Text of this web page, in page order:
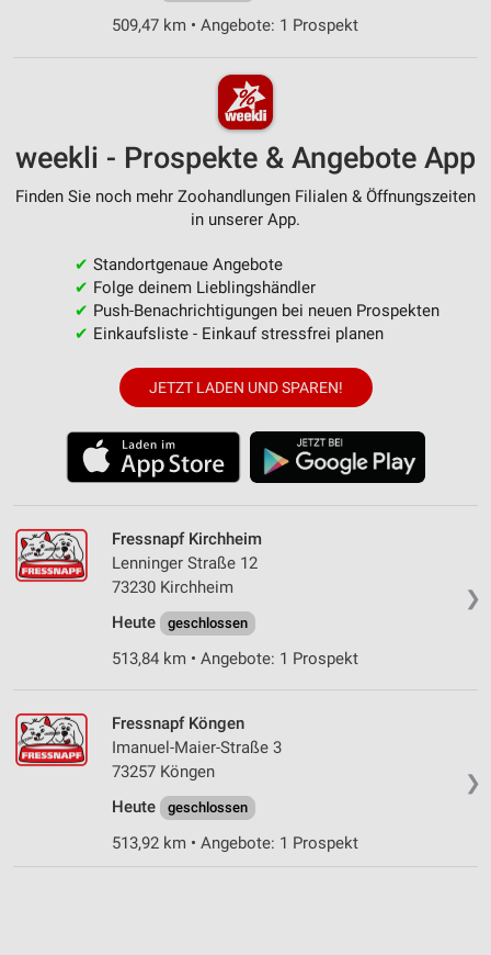
509,47 km • Angebote: 1 Prospekt
weekli - Prospekte & Angebote App
Finden Sie noch mehr Zoohandlungen Filialen & Öffnungszeiten
in unserer App.
✔ Standortgenaue Angebote
✔ Folge deinem Lieblingshändler
✔ Push-Benachrichtigungen bei neuen Prospekten
✔ Einkaufsliste - Einkauf stressfrei planen
JETZT LADEN UND SPAREN!
❯
Fressnapf Kirchheim
Lenninger Straße 12
73230 Kirchheim
Heute
geschlossen
513,84 km • Angebote: 1 Prospekt
❯
Fressnapf Köngen
Imanuel-Maier-Straße 3
73257 Köngen
Heute
geschlossen
513,92 km • Angebote: 1 Prospekt